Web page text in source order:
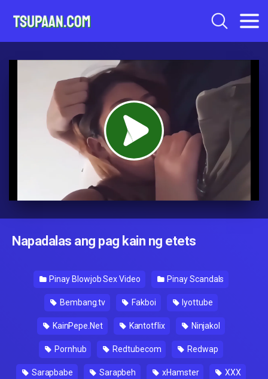
Napadalas ang pag kain ng etets
Pinay Blowjob Sex Video Pinay Scandals
Bembang.tv Fakboi Iyottube
KainPepe.Net Kantotflix Ninjakol
Pornhub Redtubecom Redwap
Sarapbabe Sarapbeh xHamster XXX